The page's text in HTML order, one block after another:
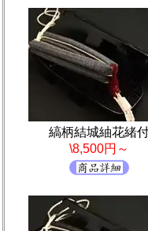
縞柄結城紬花緒
\8,500円～